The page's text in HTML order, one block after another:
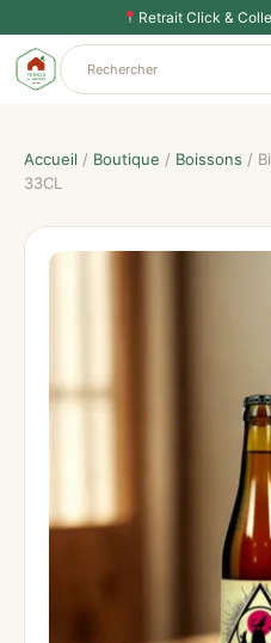
contenu
Retrait Click &
Accueil / Boutique / Boissons /
33CL